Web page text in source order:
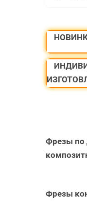
Фрезы по
Фрезы